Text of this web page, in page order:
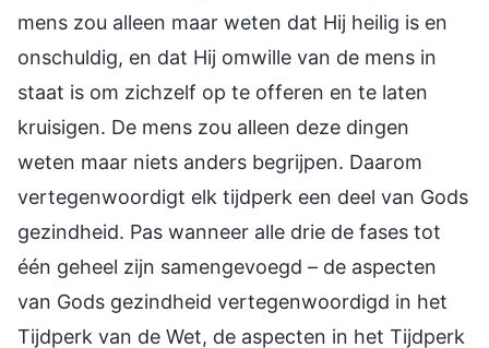
mens zou alleen maar weten dat Hij heilig is en
onschuldig, en dat Hij omwille van de mens in
staat is om zichzelf op te offeren en te laten
kruisigen. De mens zou alleen deze dingen
weten maar niets anders begrijpen. Daarom
vertegenwoordigt elk tijdperk een deel van Gods
gezindheid. Pas wanneer alle drie de fases tot
één geheel zijn samengevoegd – de aspecten
van Gods gezindheid vertegenwoordigd in het
Tijdperk van de Wet, de aspecten in het Tijdperk